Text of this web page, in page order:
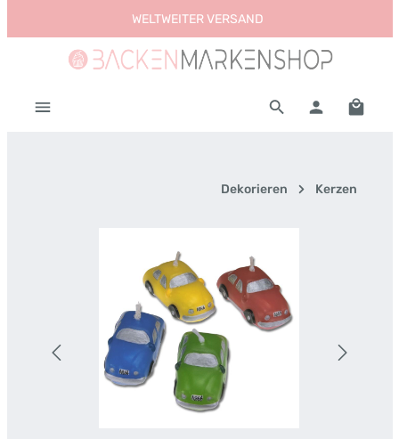
Zum Hauptinhalt springenWELTWEITER VERSAND
Dekorieren Kerzen